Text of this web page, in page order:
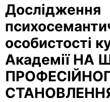
Дослідження
особистості
Академії НА